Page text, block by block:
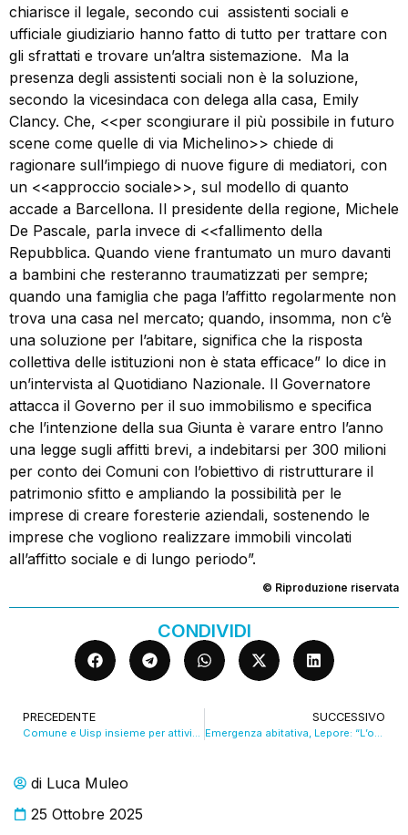
di Luca Muleo
25 Ottobre 2025
chiarisce il legale, secondo cui assistenti sociali e
ufficiale giudiziario hanno fatto di tutto per trattare con
gli sfrattati e trovare un’altra sistemazione. Ma la
presenza degli assistenti sociali non è la soluzione,
secondo la vicesindaca con delega alla casa, Emily
Clancy. Che, <<per scongiurare il più possibile in futuro
scene come quelle di via Michelino>> chiede di
ragionare sull’impiego di nuove figure di mediatori, con
un <<approccio sociale>>, sul modello di quanto
accade a Barcellona. Il presidente della regione, Michele
De Pascale, parla invece di <<fallimento della
Repubblica. Quando viene frantumato un muro davanti
a bambini che resteranno traumatizzati per sempre;
quando una famiglia che paga l’affitto regolarmente non
trova una casa nel mercato; quando, insomma, non c’è
una soluzione per l’abitare, significa che la risposta
collettiva delle istituzioni non è stata efficace” lo dice in
un’intervista al Quotidiano Nazionale. Il Governatore
attacca il Governo per il suo immobilismo e specifica
che l’intenzione della sua Giunta è varare entro l’anno
una legge sugli affitti brevi, a indebitarsi per 300 milioni
per conto dei Comuni con l’obiettivo di ristrutturare il
patrimonio sfitto e ampliando la possibilità per le
imprese di creare foresterie aziendali, sostenendo le
imprese che vogliono realizzare immobili vincolati
all’affitto sociale e di lungo periodo”.
© Riproduzione riservata
CONDIVIDI
PRECEDENTE
Comune e Uisp insieme per attività sportive al carcere minorile del Pratello. VIDEO
SUCCESSIVO
Emergenza abitativa, Lepore: “L’occupazione non è mai la soluzione ai problemi”. VIDEO